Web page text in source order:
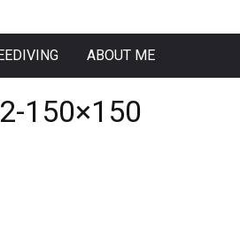
ABOUT ME
150×150